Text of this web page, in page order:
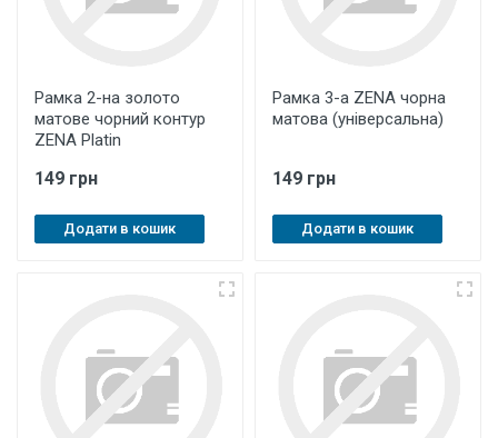
Рамка 2-на золото
матове чорний контур
ZENA Platin
149 грн
Додати в кошик
Рамка 3-а ZENA чорна
матова (універсальна)
149 грн
Додати в кошик